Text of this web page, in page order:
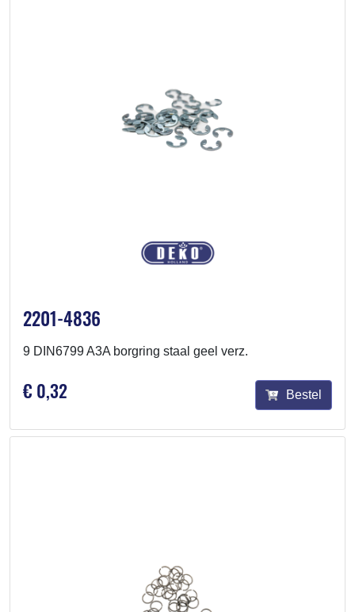
2201-4836
9 DIN6799 A3A borgring staal geel verz.
€ 0,32 Bestel